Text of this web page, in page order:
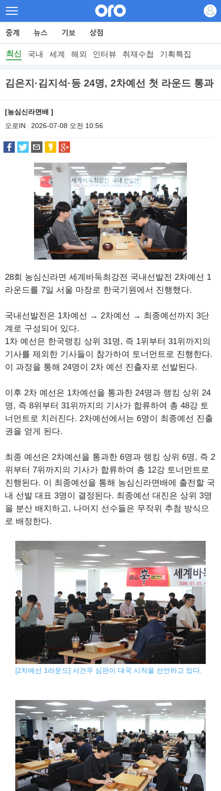
최신 국내 세계 해외 인터뷰 취재수첩 기획특집
김은지·김지석·등 24명, 2차예선 첫 라운드 통과
[농심신라면배 ]
오로IN
2026-07-08 오전 10:56
28회 농심신라면 세계바둑최강전 국내선발전 2차예선 1
라운드를 7일 서울 마장로 한국기원에서 진행했다.
국내선발전은 1차예선 → 2차예선 → 최종예선까지 3단
계로 구성되어 있다.
1차 예선은 한국랭킹 상위 31명, 즉 1위부터 31위까지의
기사를 제외한 기사들이 참가하여 토너먼트로 진행한다.
이 과정을 통해 24명이 2차 예선 진출자로 선발된다.
이후 2차 예선은 1차예선을 통과한 24명과 랭킹 상위 24
명, 즉 8위부터 31위까지의 기사가 합류하여 총 48강 토
너먼트로 치러진다. 2차예선에서는 6명이 최종예선 진출
권을 얻게 된다.
최종 예선은 2차예선을 통과한 6명과 랭킹 상위 6명, 즉 2
위부터 7위까지의 기사가 합류하여 총 12강 토너먼트로
진행된다. 이 최종예선을 통해 농심신라면배에 출전할 국
내 선발 대표 3명이 결정된다. 최종예선 대진은 상위 3명
을 분산 배치하고, 나머지 선수들은 무작위 추첨 방식으
로 배정한다.
[2차예선 1라운드] 서건우 심판이 대국 시작을 선언하고 있다.